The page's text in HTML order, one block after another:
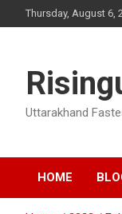
to
Thursday, August 6,
Uttarakhand
HOME